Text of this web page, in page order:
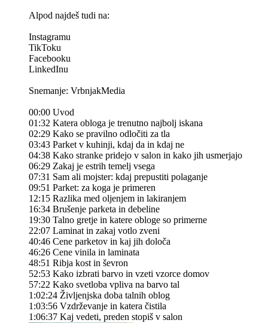
Alpod najdeš tudi na:
Instagramu
TikToku
Facebooku
LinkedInu
Snemanje: VrbnjakMedia
00:00 Uvod
01:32 Katera obloga je trenutno najbolj iskana
02:29 Kako se pravilno odločiti za tla
03:43 Parket v kuhinji, kdaj da in kdaj ne
04:38 Kako stranke pridejo v salon in kako jih usmerjajo
06:29 Zakaj je estrih temelj vsega
07:31 Sam ali mojster: kdaj prepustiti polaganje
09:51 Parket: za koga je primeren
12:15 Razlika med oljenjem in lakiranjem
16:34 Brušenje parketa in debeline
19:30 Talno gretje in katere obloge so primerne
22:07 Laminat in zakaj votlo zveni
40:46 Cene parketov in kaj jih določa
46:26 Cene vinila in laminata
48:51 Ribja kost in ševron
52:53 Kako izbrati barvo in vzeti vzorce domov
57:22 Kako svetloba vpliva na barvo tal
1:02:24 Življenjska doba talnih oblog
1:03:56 Vzdrževanje in katera čistila
1:06:37 Kaj vedeti, preden stopiš v salon